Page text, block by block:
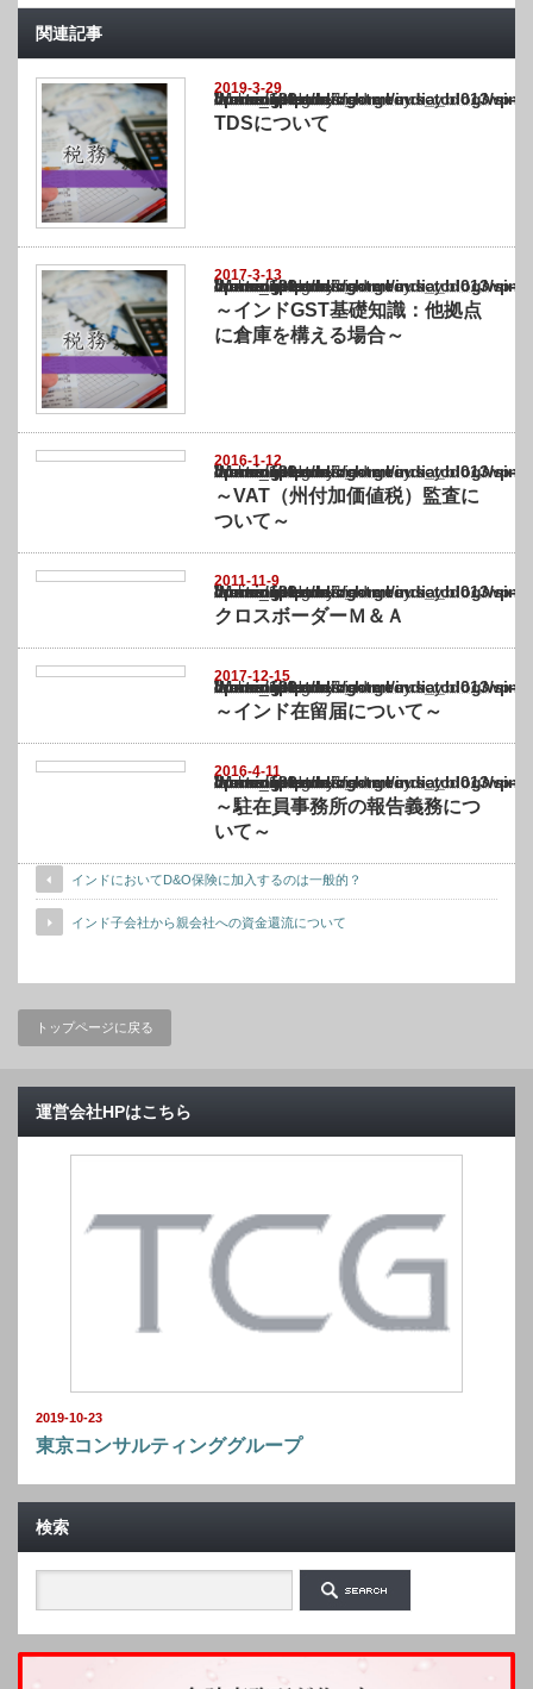
関連記事
2019-3-29
Warning
: Undefined array key "show_category" in
/home/netst/kuno-cpa.co.jp/public_html/india_blog/wp-content/themes/
on line183
TDSについて
2017-3-13
Warning
: Undefined array key "show_category" in
/home/netst/kuno-cpa.co.jp/public_html/india_blog/wp-content/themes/
on line183
～インドGST基礎知識：他拠点
に倉庫を構える場合～
2016-1-12
Warning
: Undefined array key "show_category" in
/home/netst/kuno-cpa.co.jp/public_html/india_blog/wp-content/themes/
on line183
～VAT（州付加価値税）監査に
ついて～
2011-11-9
Warning
: Undefined array key "show_category" in
/home/netst/kuno-cpa.co.jp/public_html/india_blog/wp-content/themes/
on line183
クロスボーダーＭ＆Ａ
2017-12-15
Warning
: Undefined array key "show_category" in
/home/netst/kuno-cpa.co.jp/public_html/india_blog/wp-content/themes/
on line183
～インド在留届について～
2016-4-11
Warning
: Undefined array key "show_category" in
/home/netst/kuno-cpa.co.jp/public_html/india_blog/wp-content/themes/
on line183
～駐在員事務所の報告義務につ
いて～
インドにおいてD&O保険に加入するのは一般的？
インド子会社から親会社への資金還流について
トップページに戻る
運営会社HPはこちら
2019-10-23
東京コンサルティンググループ
検索